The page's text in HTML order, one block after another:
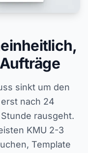
sinkt um den
nach 24
rausgeht.
KMU 2-3
Template